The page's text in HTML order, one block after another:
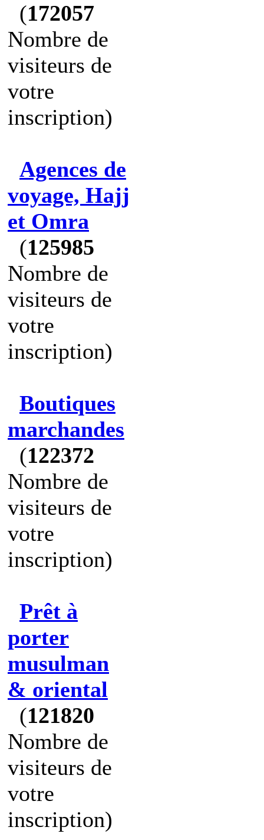
(172057
Nombre de
visiteurs de
votre
inscription)
Agences de
voyage, Hajj
et Omra
(125985
Nombre de
visiteurs de
votre
inscription)
Boutiques
marchandes
(122372
Nombre de
visiteurs de
votre
inscription)
Prêt à
porter
musulman
& oriental
(121820
Nombre de
visiteurs de
votre
inscription)